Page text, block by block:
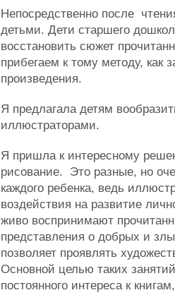
Непосредственно после
детьми. Дети старшего
восстановить сюжет
прибегаем к тому методу, как
произведения.
Я предлагала детям
иллюстраторами.
Я пришла к интересному
рисование. Это разные, но
каждого ребенка, ведь
воздействия на развитие
живо воспринимают
представления о добрых и
позволяет проявлять
Основной целью таких
постоянного интереса к